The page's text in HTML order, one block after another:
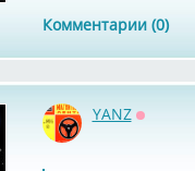
Комментарии (0)
YANZ